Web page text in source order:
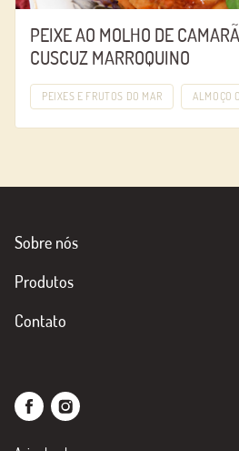
PEIXE AO MOLHO DE
CUSCUZ MARROQUINO
PEIXES E FRUTOS DO MAR ALMOÇO
Sobre nós
Produtos
Contato